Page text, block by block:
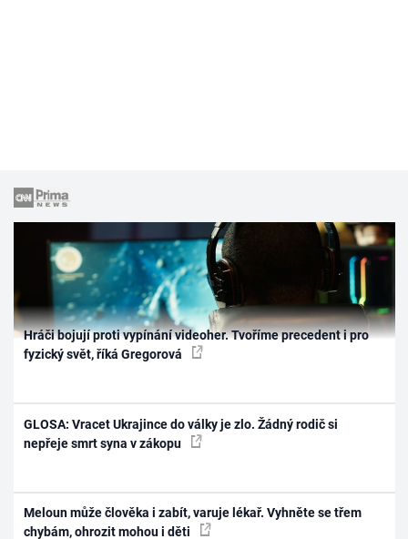
Hráči bojují proti vypínání videoher. Tvoříme precedent i pro
fyzický svět, říká Gregorová
GLOSA: Vracet Ukrajince do války je zlo. Žádný rodič si
nepřeje smrt syna v zákopu
Meloun může člověka i zabít, varuje lékař. Vyhněte se třem
chybám, ohrozit mohou i děti